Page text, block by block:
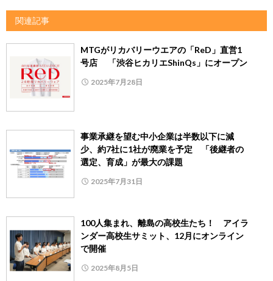
関連記事
MTGがリカバリーウエアの「ReD」直営1
号店 「渋谷ヒカリエShinQs」にオープン
2025年7月28日
事業承継を望む中小企業は半数以下に減
少、約7社に1社が廃業を予定 「後継者の
選定、育成」が最大の課題
2025年7月31日
100人集まれ、離島の高校生たち！ アイラ
ンダー高校生サミット、12月にオンライン
で開催
2025年8月5日